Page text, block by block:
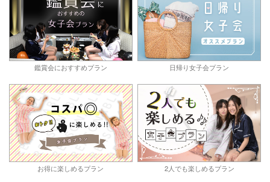
鑑賞会におすすめプラン 日帰り女子会プラン
お得に楽しめるプラン 2人でも楽しめるプラン